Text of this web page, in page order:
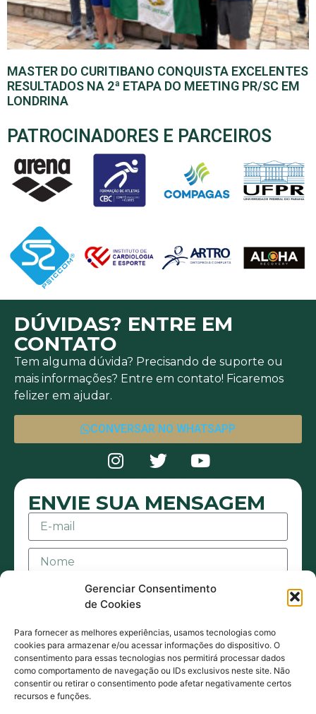
Gerenciar Consentimento
de Cookies
Para fornecer as melhores experiências, usamos tecnologias como
cookies para armazenar e/ou acessar informações do dispositivo. O
consentimento para essas tecnologias nos permitirá processar dados
como comportamento de navegação ou IDs exclusivos neste site. Não
consentir ou retirar o consentimento pode afetar negativamente certos
recursos e funções.
MASTER DO CURITIBANO CONQUISTA EXCELENTES
RESULTADOS NA 2ª ETAPA DO MEETING PR/SC EM
LONDRINA
PATROCINADORES E PARCEIROS
DÚVIDAS? ENTRE EM
CONTATO
Tem alguma dúvida? Precisando de suporte ou
mais informações? Entre em contato! Ficaremos
felizer em ajudar.
CONVERSAR NO WHATSAPP
ENVIE SUA MENSAGEM
Aceito receber mensagens ou e-mails sejam
eles de contato ou promocionais. Também
estou de acordo com acordo com a Política